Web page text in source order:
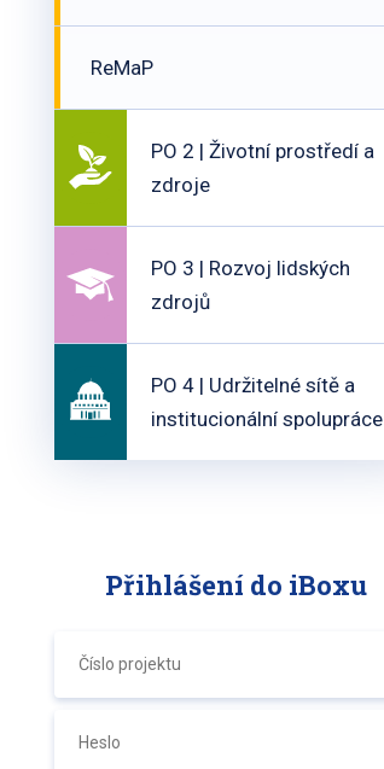
ReMaP
PO 2 | Životní prostředí a
zdroje
PO 3 | Rozvoj lidských
zdrojů
PO 4 | Udržitelné sítě a
institucionální spolupráce
Přihlášení do iBoxu